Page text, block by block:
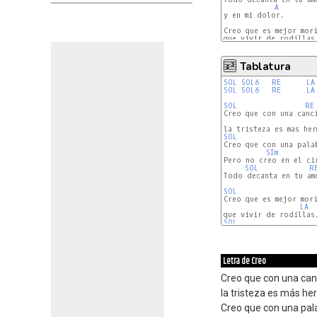
A
y en mi dolor.
Creo que es mejor
que vivir de rodillas.
Tablatura
SOL SOL6 RE LA
SOL
SOL6 RE LA
SOL
RE
Creo que con una
SOL
Creo que con una
SIm
Pero no creo en el
SOL
Todo decanta en tu
SOL
Creo que es mejor
LA
SOL
Letra de Creo
Creo que con una
la tristeza es más
Creo que con una